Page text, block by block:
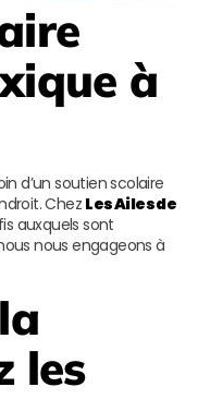
à
d’un soutien scolaire
Chez Les Ailes de
auxquels sont
nous engageons à
les